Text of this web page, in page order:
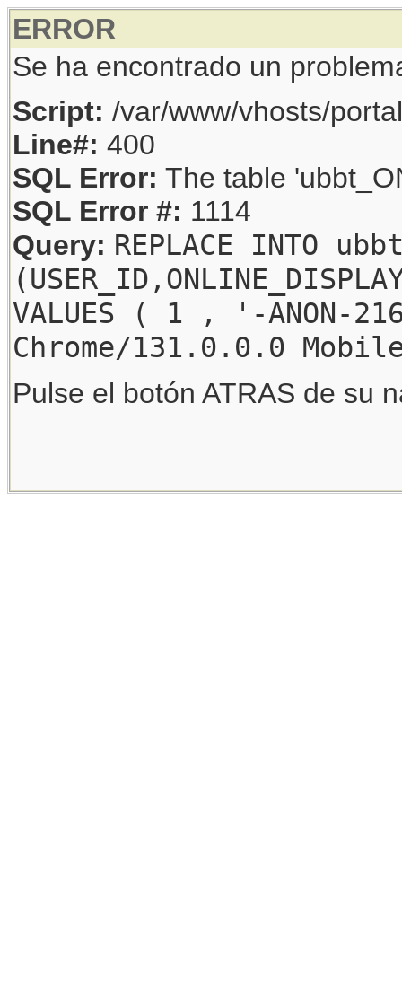
ERROR
Se ha encontrado un
Script: /var/www/vhosts/
Line#: 400
SQL Error: The table
SQL Error #: 1114
Query: REPLACE INTO
VALUES ( 1 , '-
Chrome/131.0.0.0
Pulse el botón ATRAS de su